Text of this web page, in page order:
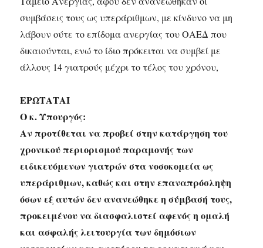
συμβάσεις τους ως υπεράριθμων, με κίνδυνο να μη
λάβουν ούτε το επίδομα ανεργίας του ΟΑΕΔ που
δικαιούνται, ενώ το ίδιο πρόκειται να συμβεί με
άλλους 14 γιατρούς μέχρι το τέλος του χρόνου,
ΕΡΩΤΑΤΑΙ
Ο κ. Υπουργός:
Αν προτίθεται να προβεί στην κατάργηση του
χρονικού περιορισμού παραμονής των
ειδικευόμενων γιατρών στα νοσοκομεία ως
υπεράριθμων, καθώς και στην επαναπρόσληψη
όσων εξ αυτών δεν ανανεώθηκε η σύμβασή τους,
προκειμένου να διασφαλιστεί αφενός η ομαλή
και ασφαλής λειτουργία των δημόσιων